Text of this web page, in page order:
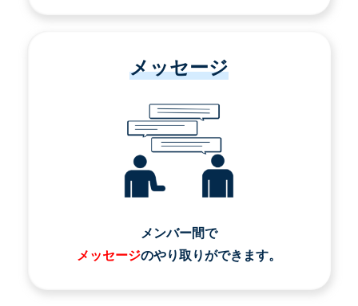
メッセージ
メンバー間で
メッセージのやり取りができます。